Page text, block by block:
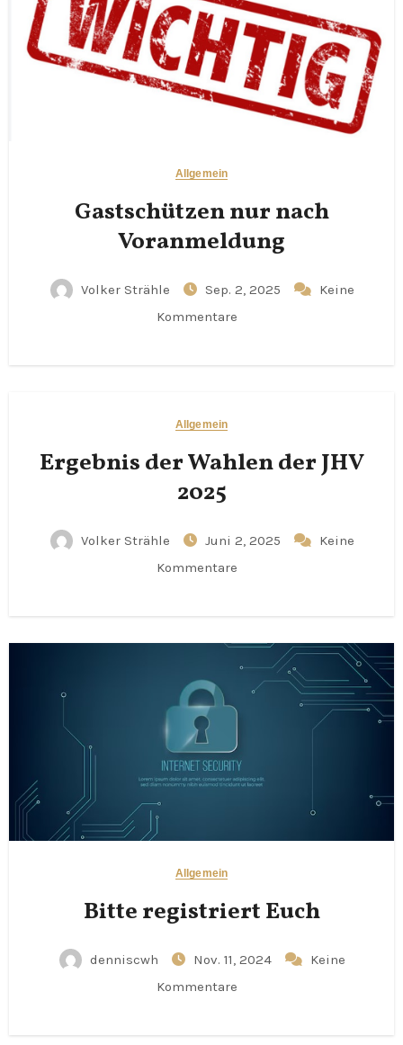
Allgemein
Gastschützen nur nach
Voranmeldung
Volker Strähle Sep. 2, 2025
Keine
Kommentare
Allgemein
Ergebnis der Wahlen der JHV
2025
Volker Strähle Juni 2, 2025
Keine
Kommentare
Allgemein
Bitte registriert Euch
denniscwh Nov. 11, 2024
Keine
Kommentare